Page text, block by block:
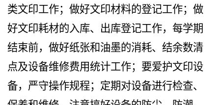
类文印工作；做好文印材料的登记工作；做
好文印耗材的入库、出库登记工作，每学期
结束前，做好纸张和油墨的消耗、结余数清
点及设备维修费用统计工作；要爱护文印设
备，严守操作规程；定期对设备进行检查、